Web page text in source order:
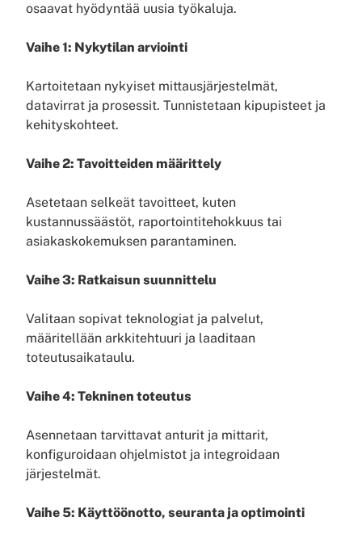
osaavat hyödyntää uusia työkaluja.
Vaihe 1: Nykytilan arviointi
Kartoitetaan nykyiset mittausjärjestelmät,
datavirrat ja prosessit. Tunnistetaan kipupisteet ja
kehityskohteet.
Vaihe 2: Tavoitteiden määrittely
Asetetaan selkeät tavoitteet, kuten
kustannussäästöt, raportointitehokkuus tai
asiakaskokemuksen parantaminen.
Vaihe 3: Ratkaisun suunnittelu
Valitaan sopivat teknologiat ja palvelut,
määritellään arkkitehtuuri ja laaditaan
toteutusaikataulu.
Vaihe 4: Tekninen toteutus
Asennetaan tarvittavat anturit ja mittarit,
konfiguroidaan ohjelmistot ja integroidaan
järjestelmät.
Vaihe 5: Käyttöönotto, seuranta ja optimointi